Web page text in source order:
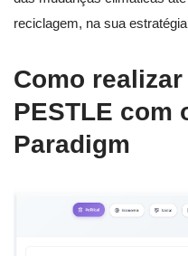
reciclagem, na sua
Como
PESTLE com
Paradigm